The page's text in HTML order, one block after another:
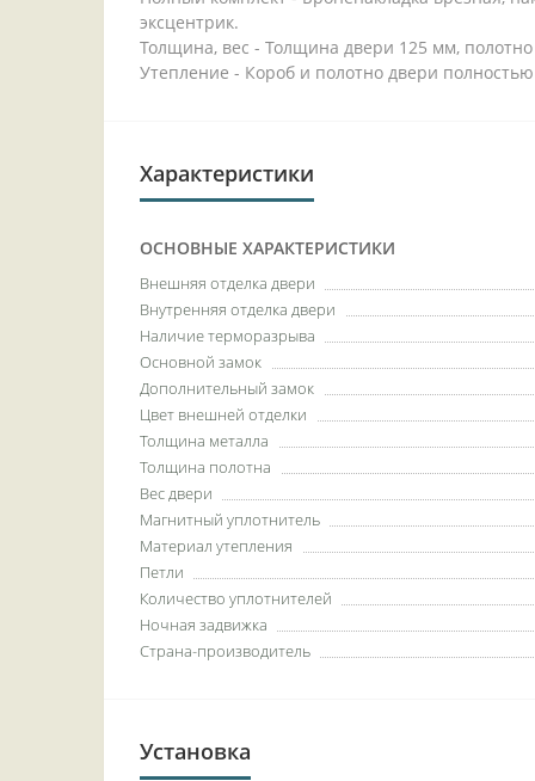
эксцентрик.
Толщина, вес - Толщина двери 125 мм,
Утепление - Короб и полотно двери
Характеристики
ОСНОВНЫЕ ХАРАКТЕРИСТИКИ
Внешняя отделка двери
Внутренняя отделка двери
Наличие терморазрыва
Основной замок
Дополнительный замок
Цвет внешней отделки
Толщина металла
Толщина полотна
Вес двери
Магнитный уплотнитель
Материал утепления
Петли
Количество уплотнителей
Ночная задвижка
Страна-производитель
Установка